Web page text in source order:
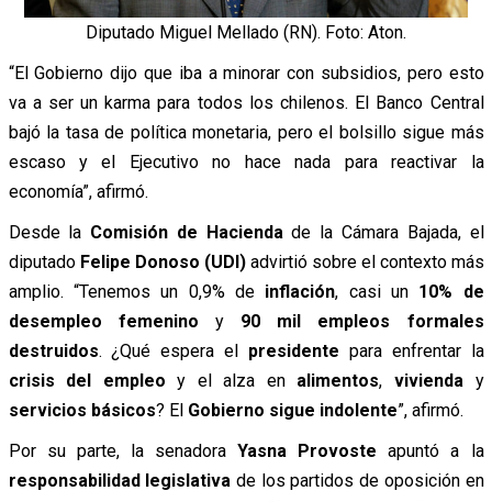
Diputado Miguel Mellado (RN). Foto: Aton.
“El Gobierno dijo que iba a minorar con subsidios, pero esto
va a ser un karma para todos los chilenos. El Banco Central
bajó la tasa de política monetaria, pero el bolsillo sigue más
escaso y el Ejecutivo no hace nada para reactivar la
economía”, afirmó.
Desde la Comisión de Haciendade la Cámara Bajada, el
diputado Felipe Donoso (UDI)advirtió sobre el contexto más
amplio. “Tenemos un 0,9% deinflación, casi un 10% de
desempleo femenino y 90 mil empleos formales
destruidos. ¿Qué espera el presidente para enfrentar la
crisis del empleo y el alza en alimentos, vivienday
servicios básicos? El Gobierno sigue indolente”, afirmó.
Por su parte, la senadoraYasna Provoste apuntó a la
responsabilidad legislativa de los partidos de oposición en